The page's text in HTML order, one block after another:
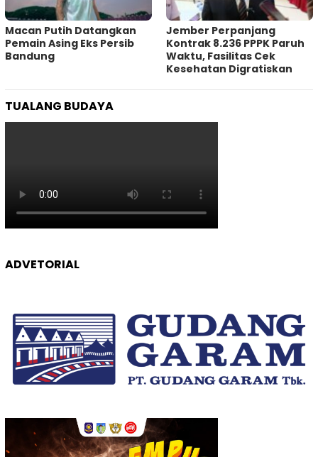
Macan Putih Datangkan
Pemain Asing Eks Persib
Bandung
Jember Perpanjang
Kontrak 8.236 PPPK Paruh
Waktu, Fasilitas Cek
Kesehatan Digratiskan
TUALANG BUDAYA
ADVETORIAL